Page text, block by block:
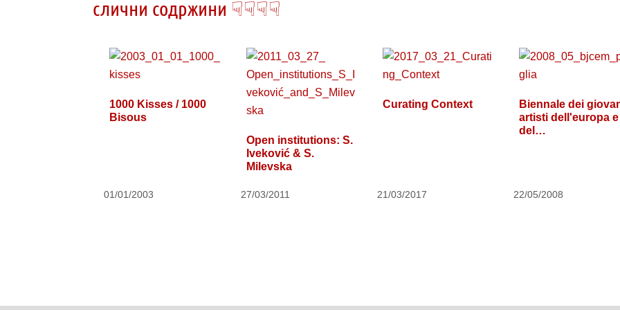
слични содржини ☟☟☟☟
1000 Kisses / 1000
Bisous
01/01/2003
Open institutions: S.
Iveković & S.
Milevska
27/03/2011
Curating Context
21/03/2017
Biennale dei
artisti dell'europa e
del…
22/05/2008